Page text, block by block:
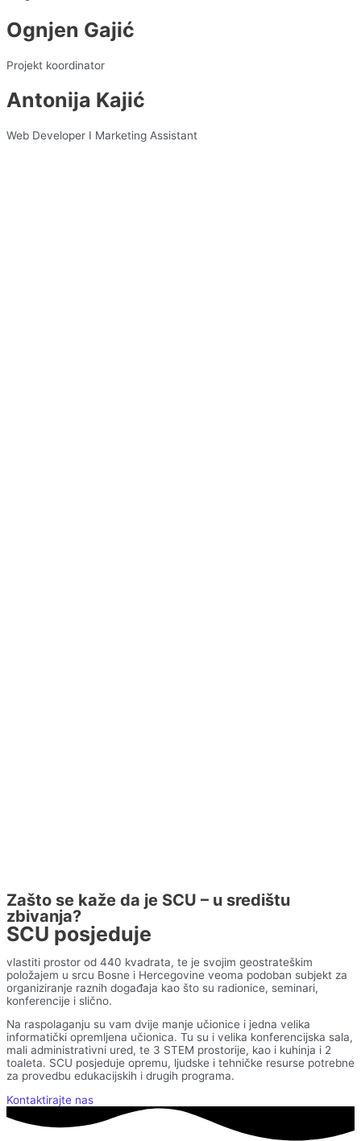
Ognjen Gajić
Projekt koordinator
Antonija Kajić
Web Developer I Marketing Assistant
Zašto se kaže da je SCU – u središtu
zbivanja?
SCU posjeduje
vlastiti prostor od 440 kvadrata, te je svojim geostrateškim
položajem u srcu Bosne i Hercegovine veoma podoban subjekt za
organiziranje raznih događaja kao što su radionice, seminari,
konferencije i slično.
Na raspolaganju su vam dvije manje učionice i jedna velika
informatički opremljena učionica. Tu su i velika konferencijska sala,
mali administrativni ured, te 3 STEM prostorije, kao i kuhinja i 2
toaleta. SCU posjeduje opremu, ljudske i tehničke resurse potrebne
za provedbu edukacijskih i drugih programa.
Kontaktirajte nas